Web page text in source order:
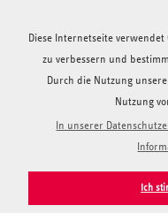
Diese Internetseite verwendet
zu verbessern und
Durch die Nutzung
Nutzung
In unserer
Ich